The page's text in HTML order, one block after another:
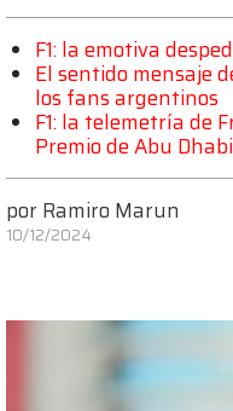
F1: la emotiva
El sentido mensaje
los fans argentinos
F1: la telemetría de
Premio de Abu Dhabi
por Ramiro Marun
10/12/2024